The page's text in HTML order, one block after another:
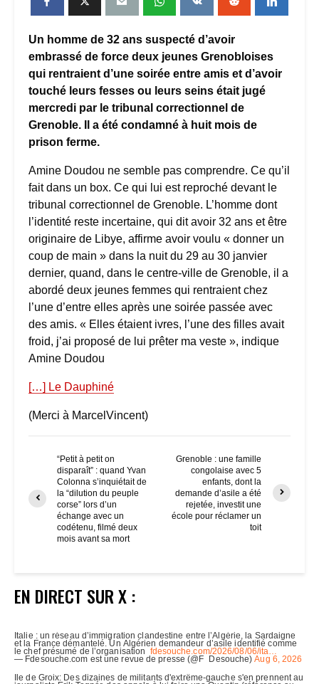
Un homme de 32 ans suspecté d’avoir
embrassé de force deux jeunes Grenobloises
qui rentraient d’une soirée entre amis et d’avoir
touché leurs fesses ou leurs seins était jugé
mercredi par le tribunal correctionnel de
Grenoble. Il a été condamné à huit mois de
prison ferme.
Amine Doudou ne semble pas comprendre. Ce qu’il
fait dans un box. Ce qui lui est reproché devant le
tribunal correctionnel de Grenoble. L’homme dont
l’identité reste incertaine, qui dit avoir 32 ans et être
originaire de Libye, affirme avoir voulu « donner un
coup de main » dans la nuit du 29 au 30 janvier
dernier, quand, dans le centre-ville de Grenoble, il a
abordé deux jeunes femmes qui rentraient chez
l’une d’entre elles après une soirée passée avec
des amis. « Elles étaient ivres, l’une des filles avait
froid, j’ai proposé de lui prêter ma veste », indique
Amine Doudou
[…] Le Dauphiné
(Merci à MarcelVincent)
“Petit à petit on
disparaît” : quand Yvan
Colonna s’inquiétait de
la “dilution du peuple
corse” lors d’un
échange avec un
codétenu, filmé deux
mois avant sa mort
Grenoble : une famille
congolaise avec 5
enfants, dont la
demande d’asile a été
rejetée, investit une
école pour réclamer un
toit
EN DIRECT SUR X :